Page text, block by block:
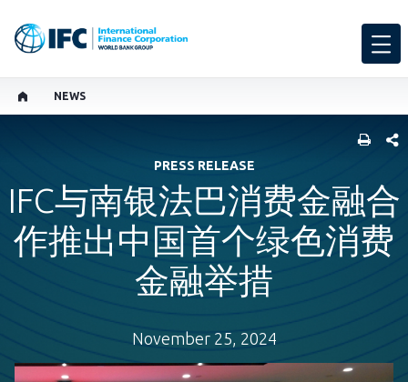
NEWS
PRESS RELEASE
IFC与南银法巴消费金融合
作推出中国首个绿色消费
金融举措
November 25, 2024